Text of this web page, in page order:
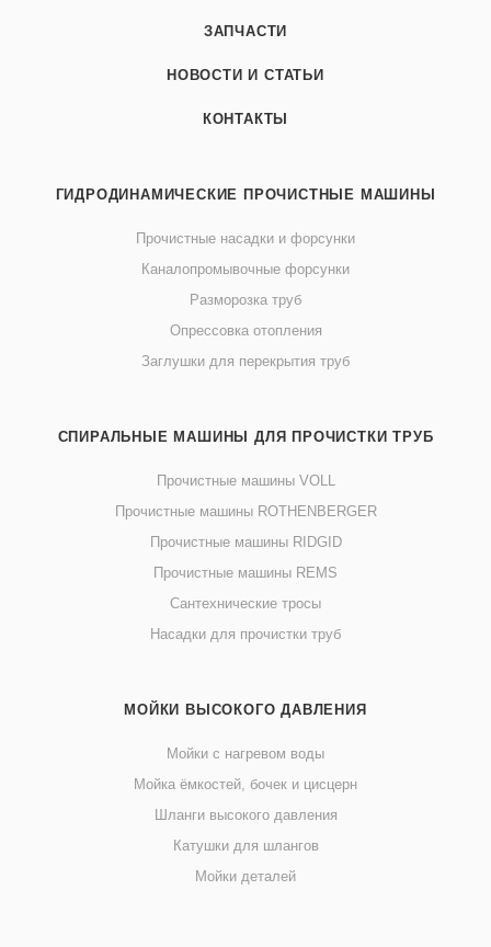
ЗАПЧАСТИ
НОВОСТИ И СТАТЬИ
КОНТАКТЫ
ГИДРОДИНАМИЧЕСКИЕ ПРОЧИСТНЫЕ МАШИНЫ
Прочистные насадки и форсунки
Каналопромывочные форсунки
Разморозка труб
Опрессовка отопления
Заглушки для перекрытия труб
СПИРАЛЬНЫЕ МАШИНЫ ДЛЯ ПРОЧИСТКИ ТРУБ
Прочистные машины VOLL
Прочистные машины ROTHENBERGER
Прочистные машины RIDGID
Прочистные машины REMS
Сантехнические тросы
Насадки для прочистки труб
МОЙКИ ВЫСОКОГО ДАВЛЕНИЯ
Мойки с нагревом воды
Мойка ёмкостей, бочек и цисцерн
Шланги высокого давления
Катушки для шлангов
Мойки деталей